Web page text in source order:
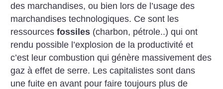
des marchandises, ou bien lors de l’usage des
marchandises technologiques. Ce sont les
ressourcesfossiles (charbon, pétrole..) qui ont
rendu possible l’explosion de la productivité et
c’est leur combustion qui génère massivement des
gaz à effet de serre. Les capitalistes sont dans
une fuite en avant pour faire toujours plus de